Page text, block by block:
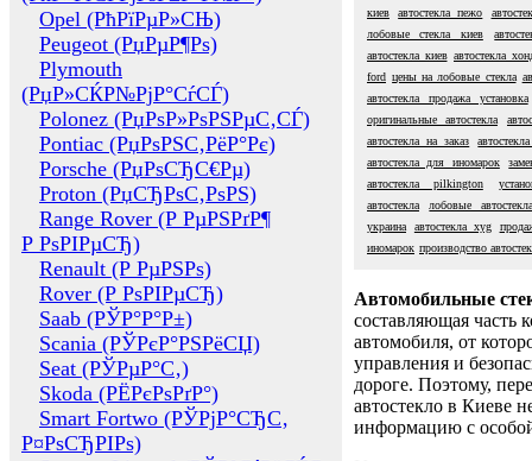
Opel (РћРїРµР»СЊ)
Peugeot (РџРµР¶Рѕ)
Plymouth
(РџР»СЌР№РјР°СѓСЃ)
Polonez (РџРѕР»РѕРЅРµС‚СЃ)
Pontiac (РџРѕРЅС‚РёР°Рє)
Porsche (РџРѕСЂС€Рµ)
Proton (РџСЂРѕС‚РѕРЅ)
Range Rover (Р РµРЅРґР¶
Р РѕРІРµСЂ)
Renault (Р РµРЅРѕ)
Rover (Р РѕРІРµСЂ)
Saab (РЎР°Р°Р±)
Scania (РЎРєР°РЅРёСЏ)
Seat (РЎРµР°С‚)
Skoda (РЁРєРѕРґР°)
Smart Fortwo (РЎРјР°СЂС‚
Р¤РѕСЂРІРѕ)
киев
автостекла пежо
лобовые стекла киев
автостекла киев автостекла
ford цены на лобовые стекла
автостекла продажа установка
оригинальные автостекла
автостекла на заказ
автостекла для иномарок
автостекла pilkington
автостекла
лобовые автостекла
украина
автостекла xyg
иномарок производство
Автомобильные
составляющая часть
автомобиля, от
управления и
дороге. Поэтому,
автостекло в Киеве
информацию с